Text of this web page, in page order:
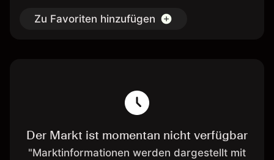
Zu Favoriten hinzufügen
Der Markt ist momentan nicht verfügbar
"Marktinformationen werden dargestellt mit